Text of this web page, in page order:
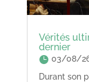
Vérités
dernier
03/08/
Durant son